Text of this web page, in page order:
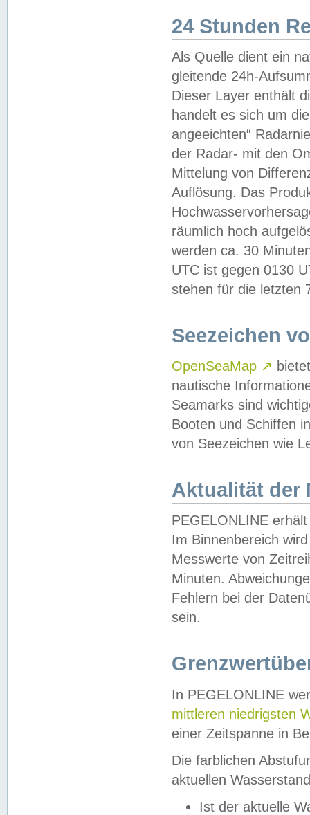
24 Stunden
Als Quelle dient ein
gleitende 24h-
Dieser Layer enthält
handelt es sich um
angeeichten“
der Radar- mit den
Mittelung von
Auflösung. Das
räumlich hoch
werden ca. 30
UTC ist gegen 0130
stehen für die letzten
Seezeichen
OpenSeaMap ↗
nautische
Seamarks sind
Booten und Schiffen
von Seezeichen wie
Aktualität der
PEGELONLINE
Im Binnenbereich
Messwerte von
Minuten.
Fehlern bei der
sein.
In PEGELONLINE
mittleren niedrigsten
einer Zeitspanne in
Die farblichen
aktuellen
Ist der aktuelle